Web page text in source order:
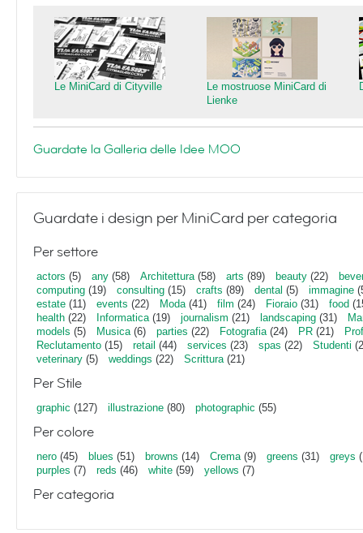
Le MiniCard di Cityville
Le mostruose MiniCard di
Lienke
Guardate la Galleria delle Idee MOO
Guardate i design per MiniCard per categoria
Per settore
actors (5) any (58) Architettura(58) arts (89) beauty (22)
computing (19) consulting (15) crafts (89) dental (5) immagine
estate (11) events (22) Moda(41) film (24) Fioraio (31) food
health (22) Informatica(19) journalism (21) landscaping (31)
models (5) Musica (6) parties (22) Fotografia(24) PR (21)
Reclutamento (15) retail (44) services (23) spas (22) Studenti
veterinary (5) weddings (22) Scrittura(21)
Per Stile
graphic (127) illustrazione (80) photographic (55)
Per colore
nero (45) blues (51) browns (14) Crema(9) greens (31) greys
purples (7) reds (46) white (59) yellows (7)
Per categoria